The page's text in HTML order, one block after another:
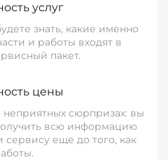
услуг
знать, какие именно
и работы входят в
пакет.
цены
неприятных сюрпризах: вы
всю информацию
сервису еще до того, как